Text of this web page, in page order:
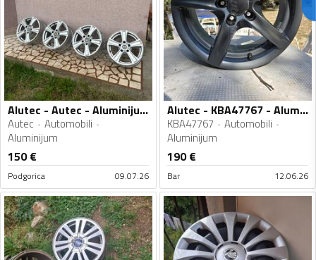
Alutec - Autec - Aluminijum felne
Autec
Automobili
Aluminijum
150€
Podgorica 09.07.26
Alutec - KBA47767 - Aluminijum felne
KBA47767
Automobili
Aluminijum
190€
Bar 12.06.26